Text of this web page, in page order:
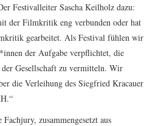
Festivalleiter Sascha Keilholz dazu:
der Filmkritik eng verbunden oder hat
gearbeitet. Als Festival fühlen wir
der Aufgabe verpflichtet, die
Gesellschaft zu vermitteln. Wir
die Verleihung des Siegfried Kracauer
zusammengesetzt aus